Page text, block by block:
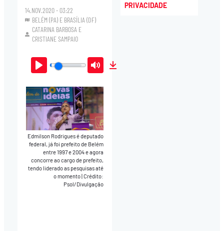
14.NOV.2020 - 03:22
BELÉM (PA) E BRASÍLIA (DF)
CATARINA BARBOSA E
CRISTIANE SAMPAIO
Play Mute
Edmilson Rodrigues é deputado
federal, já foi prefeito de Belém
entre 1997 e 2004 e agora
concorre ao cargo de prefeito,
tendo liderado as pesquisas até
o momento Crédito:
Psol/Divulgação
PRIVACIDADE